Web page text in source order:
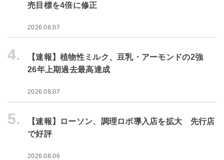
売目標を4倍に修正
2026.08.07
4.
【速報】植物性ミルク、豆乳・アーモンドの2強
26年上期過去最高達成
2026.08.07
5.
【速報】ローソン、調理ロボ導入店を拡大 先行店
で好評
2026.08.06